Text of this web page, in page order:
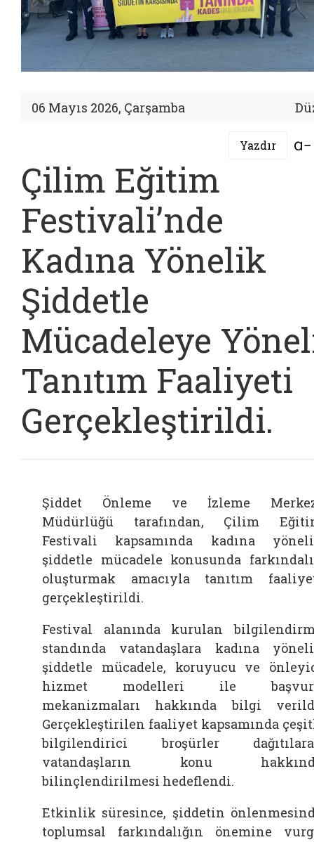
06 Mayıs 2026, Çarşamba
Yazdır
Çilim Eğitim
Festivali’nde
Kadına Yönelik
Şiddetle
Mücadeleye
Tanıtım Faaliyeti
Gerçekleştirildi.
Şiddet Önleme ve İzleme
Müdürlüğü tarafından, Çilim
Festivali kapsamında kadına
şiddetle mücadele konusunda
oluşturmak amacıyla tanıtım
gerçekleştirildi.
Festival alanında kurulan
standında vatandaşlara kadına
şiddetle mücadele, koruyucu ve
hizmet modelleri ile
mekanizmaları hakkında bilgi
Gerçekleştirilen faaliyet kapsamında
bilgilendirici broşürler
vatandaşların konu
bilinçlendirilmesi hedeflendi.
Etkinlik süresince, şiddetin
toplumsal farkındalığın önemine